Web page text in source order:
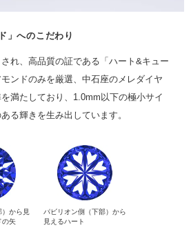
」へのこだわり
れ、高品質の証である「ハート&キュー
ンドのみを厳選、中石座のメレダイヤ
満たしており、1.0mm以下の極小サイ
る輝きを生み出しています。
から見
の矢
パビリオン側（下部）から
見えるハート